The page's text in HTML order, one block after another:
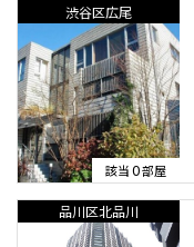
渋谷区広尾
該当0部屋
品川区北品川